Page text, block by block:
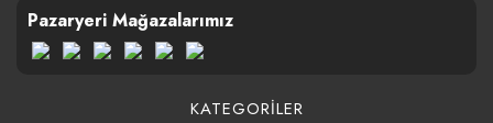
Pazaryeri Mağazalarımız
KATEGORİLER